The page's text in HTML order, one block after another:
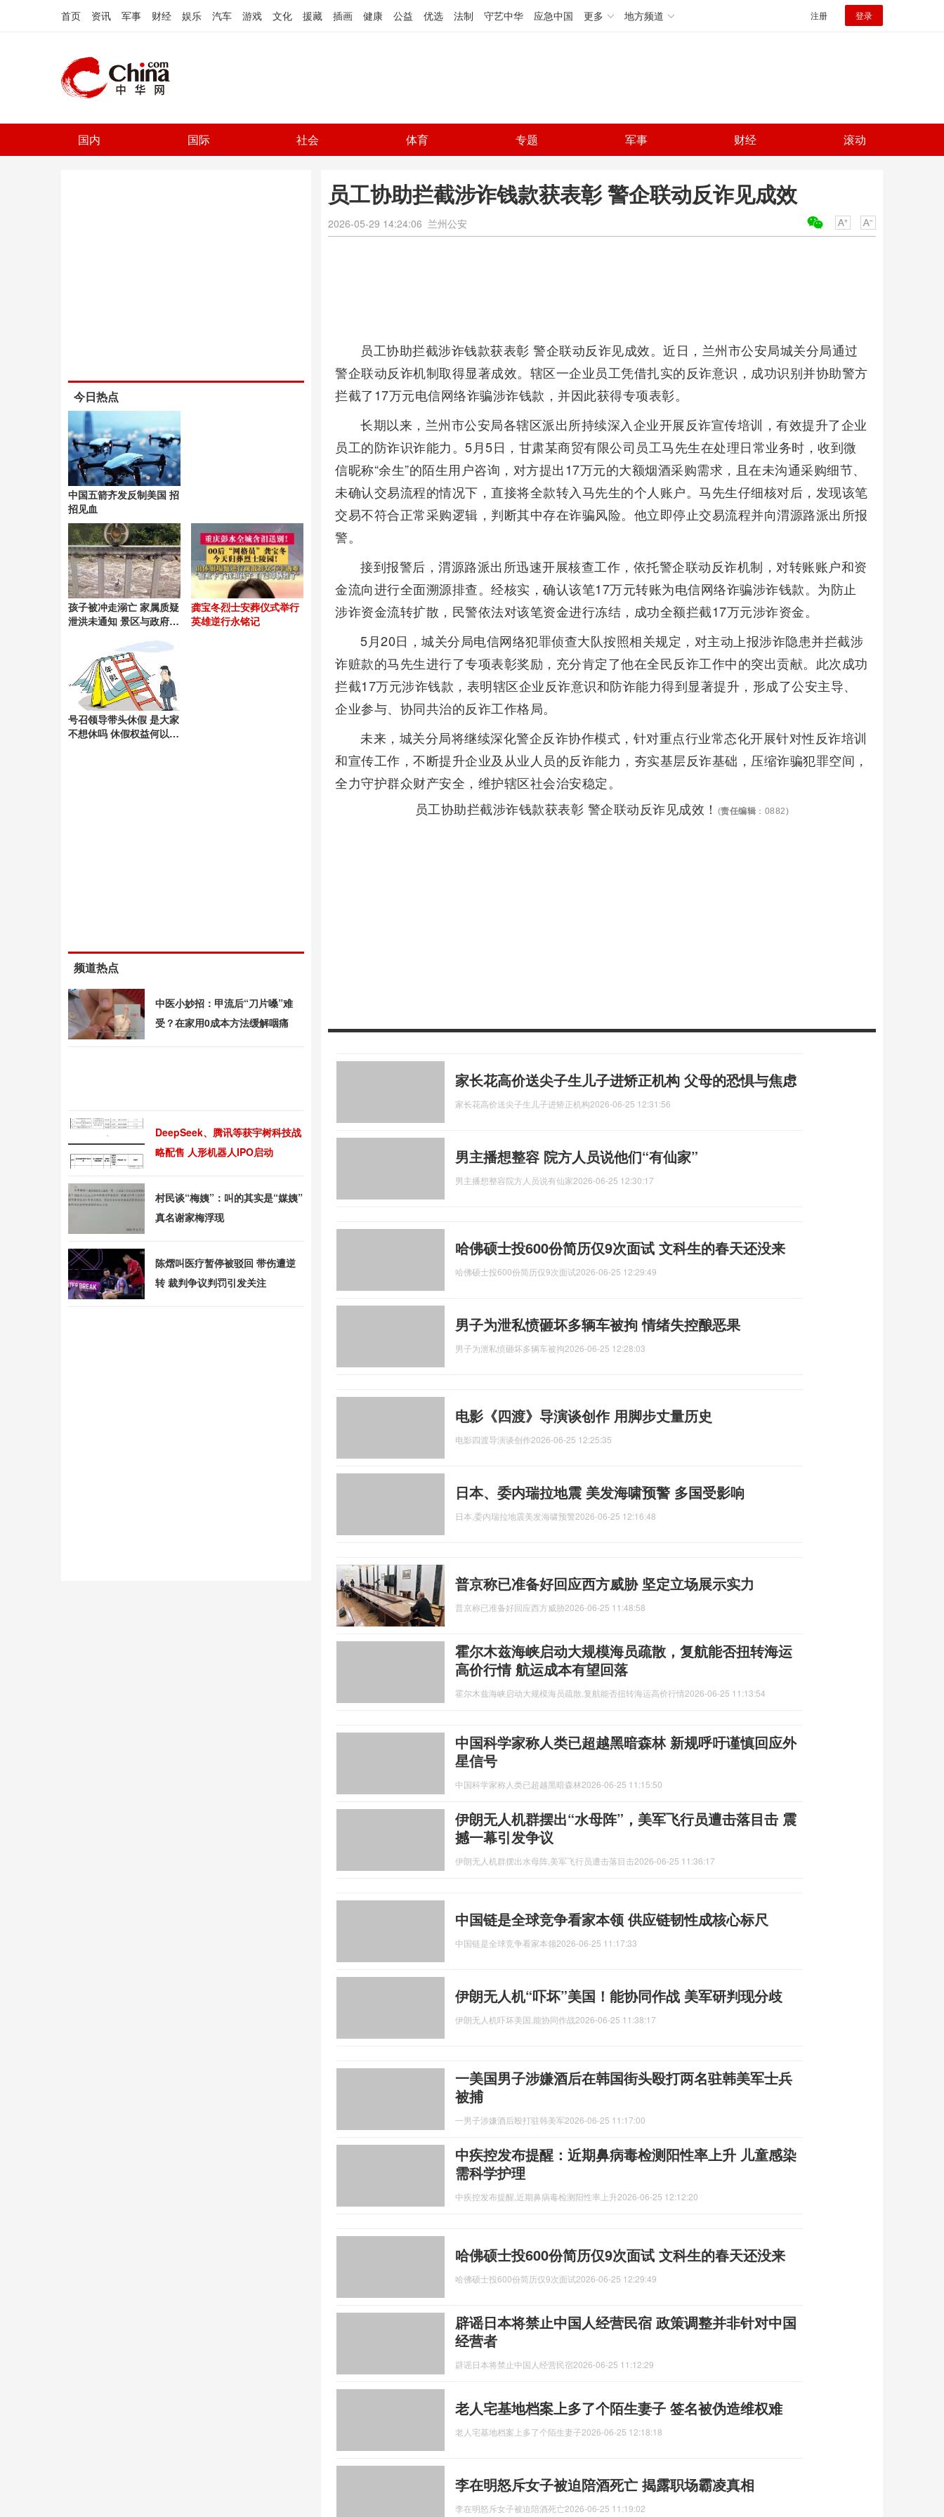
首页 资讯 军事 财经 娱乐 汽车 游戏 文化 援藏 插画 健康 公益 优选 法制 守艺中华 应急中国 更多 地方频道 注册 登录
国内 国际 社会 体育 专题 军事 财经 滚动
员工协助拦截涉诈钱款获表彰 警企联动反诈见成效
2026-05-29 14:24:06 兰州公安
员工协助拦截涉诈钱款获表彰 警企联动反诈见成效。近日，兰州市公安局城关分局通过
警企联动反诈机制取得显著成效。辖区一企业员工凭借扎实的反诈意识，成功识别并协助警方
拦截了17万元电信网络诈骗涉诈钱款，并因此获得专项表彰。
长期以来，兰州市公安局各辖区派出所持续深入企业开展反诈宣传培训，有效提升了企业
员工的防诈识诈能力。5月5日，甘肃某商贸有限公司员工马先生在处理日常业务时，收到微
信昵称“余生”的陌生用户咨询，对方提出17万元的大额烟酒采购需求，且在未沟通采购细节、
未确认交易流程的情况下，直接将全款转入马先生的个人账户。马先生仔细核对后，发现该笔
交易不符合正常采购逻辑，判断其中存在诈骗风险。他立即停止交易流程并向渭源路派出所报
警。
接到报警后，渭源路派出所迅速开展核查工作，依托警企联动反诈机制，对转账账户和资
金流向进行全面溯源排查。经核实，确认该笔17万元转账为电信网络诈骗涉诈钱款。为防止
涉诈资金流转扩散，民警依法对该笔资金进行冻结，成功全额拦截17万元涉诈资金。
5月20日，城关分局电信网络犯罪侦查大队按照相关规定，对主动上报涉诈隐患并拦截涉
诈赃款的马先生进行了专项表彰奖励，充分肯定了他在全民反诈工作中的突出贡献。此次成功
拦截17万元涉诈钱款，表明辖区企业反诈意识和防诈能力得到显著提升，形成了公安主导、
企业参与、协同共治的反诈工作格局。
未来，城关分局将继续深化警企反诈协作模式，针对重点行业常态化开展针对性反诈培训
和宣传工作，不断提升企业及从业人员的反诈能力，夯实基层反诈基础，压缩诈骗犯罪空间，
全力守护群众财产安全，维护辖区社会治安稳定。
员工协助拦截涉诈钱款获表彰 警企联动反诈见成效！
(责任编辑 ：0882)
家长花高价送尖子生儿子进矫正机构 父母的恐惧与焦虑
家长花高价送尖子生儿子进矫正机构2026-06-25 12:31:56
男主播想整容 院方人员说他们“有仙家”
男主播想整容院方人员说有仙家2026-06-25 12:30:17
哈佛硕士投600份简历仅9次面试 文科生的春天还没来
哈佛硕士投600份简历仅9次面试2026-06-25 12:29:49
男子为泄私愤砸坏多辆车被拘 情绪失控酿恶果
男子为泄私愤砸坏多辆车被拘2026-06-25 12:28:03
电影《四渡》导演谈创作 用脚步丈量历史
电影四渡导演谈创作2026-06-25 12:25:35
日本、委内瑞拉地震 美发海啸预警 多国受影响
日本,委内瑞拉地震美发海啸预警2026-06-25 12:16:48
普京称已准备好回应西方威胁 坚定立场展示实力
普京称已准备好回应西方威胁2026-06-25 11:48:58
霍尔木兹海峡启动大规模海员疏散，复航能否扭转海运
高价行情 航运成本有望回落
霍尔木兹海峡启动大规模海员疏散,复航能否扭转海运高价行情2026-06-25 11:13:54
中国科学家称人类已超越黑暗森林 新规呼吁谨慎回应外
星信号
中国科学家称人类已超越黑暗森林2026-06-25 11:15:50
伊朗无人机群摆出“水母阵”，美军飞行员遭击落目击 震
撼一幕引发争议
伊朗无人机群摆出水母阵,美军飞行员遭击落目击2026-06-25 11:36:17
中国链是全球竞争看家本领 供应链韧性成核心标尺
中国链是全球竞争看家本领2026-06-25 11:17:33
伊朗无人机“吓坏”美国！能协同作战 美军研判现分歧
伊朗无人机吓坏美国,能协同作战2026-06-25 11:38:17
一美国男子涉嫌酒后在韩国街头殴打两名驻韩美军士兵
被捕
一男子涉嫌酒后殴打驻韩美军2026-06-25 11:17:00
中疾控发布提醒：近期鼻病毒检测阳性率上升 儿童感染
需科学护理
中疾控发布提醒,近期鼻病毒检测阳性率上升2026-06-25 12:12:20
哈佛硕士投600份简历仅9次面试 文科生的春天还没来
哈佛硕士投600份简历仅9次面试2026-06-25 12:29:49
辟谣日本将禁止中国人经营民宿 政策调整并非针对中国
经营者
辟谣日本将禁止中国人经营民宿2026-06-25 11:12:29
老人宅基地档案上多了个陌生妻子 签名被伪造维权难
老人宅基地档案上多了个陌生妻子2026-06-25 12:18:18
李在明怒斥女子被迫陪酒死亡 揭露职场霸凌真相
李在明怒斥女子被迫陪酒死亡2026-06-25 11:19:02
今日热点
中国五箭齐发反制美国 招
招见血
孩子被冲走溺亡 家属质疑
泄洪未通知 景区与政府说
龚宝冬烈士安葬仪式举行
英雄逆行永铭记
号召领导带头休假 是大家
不想休吗 休假权益何以成
频道热点
中医小妙招：甲流后“刀片嗓”难
受？在家用0成本方法缓解咽痛
DeepSeek、腾讯等获宇树科技战
略配售 人形机器人IPO启动
村民谈“梅姨”：叫的其实是“媒姨”
真名谢家梅浮现
陈熠叫医疗暂停被驳回 带伤遭逆
转 裁判争议判罚引发关注